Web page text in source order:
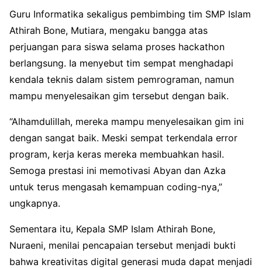
Guru Informatika sekaligus pembimbing tim SMP Islam
Athirah Bone, Mutiara, mengaku bangga atas
perjuangan para siswa selama proses hackathon
berlangsung. Ia menyebut tim sempat menghadapi
kendala teknis dalam sistem pemrograman, namun
mampu menyelesaikan gim tersebut dengan baik.
“Alhamdulillah, mereka mampu menyelesaikan gim ini
dengan sangat baik. Meski sempat terkendala error
program, kerja keras mereka membuahkan hasil.
Semoga prestasi ini memotivasi Abyan dan Azka
untuk terus mengasah kemampuan coding-nya,”
ungkapnya.
Sementara itu, Kepala SMP Islam Athirah Bone,
Nuraeni, menilai pencapaian tersebut menjadi bukti
bahwa kreativitas digital generasi muda dapat menjadi